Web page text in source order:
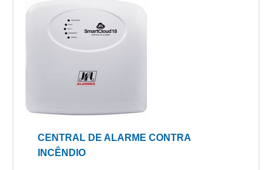
CENTRAL DE ALARME CONTRA
INCÊNDIO